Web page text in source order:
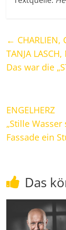
← CHARLIEN,
TANJA
Das war die
ENGELHERZ
„Stille
Fassade ein
Das